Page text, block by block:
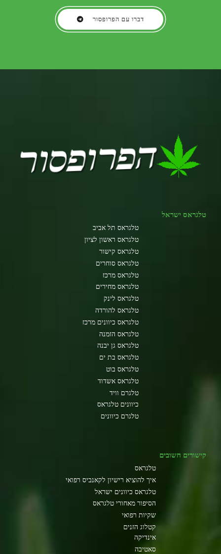
דברו עם הפרופסור
טלגראס ישראל
טלגראס תל אביב
טלגראס ראשון לציון
טלגראס קישור
טלגראס סוחרים
טלגראס מרכז
טלגראס מחירים
טלגראס לינק
טלגראס להורדה
טלגראס כיוונים מרכז
טלגראס הזמנה
טלגראס גן יבנה
טלגראס בת ים
טלגראס בוט
טלגראס אשדוד
טלגרם וויד
כיוונים טלגראס
טלגרם כיוונים
קישורים חשובים
טלגראס
איך להוציא רישיון לקאנביס רפואי
טלגראס כיוונים ישראל
הסיפור מאחורי טלגראס
שקיות רפואי
קטלוג הזנים
אינדיקה
סאטיבה